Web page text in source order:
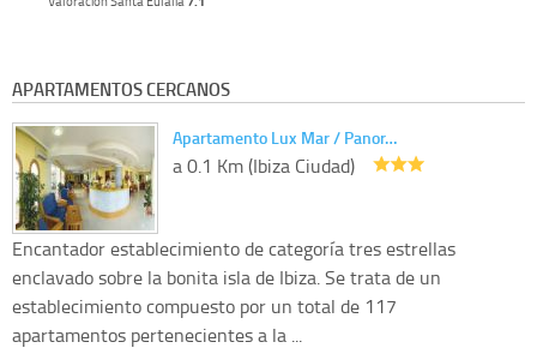
APARTAMENTOS CERCANOS
Apartamento Lux Mar / Panor…
a 0.1 Km (Ibiza Ciudad)
Encantador establecimiento de categoría tres estrellas
enclavado sobre la bonita isla de Ibiza. Se trata de un
establecimiento compuesto por un total de 117
apartamentos pertenecientes a la ...